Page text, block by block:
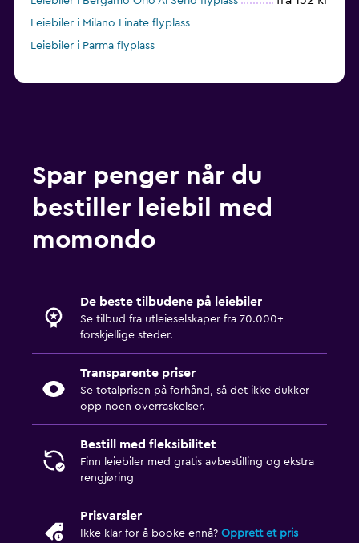
Leiebiler i Milano Linate flyplass
Leiebiler i Parma flyplass
Spar penger når du
bestiller leiebil med
momondo
De beste tilbudene på leiebiler
Se tilbud fra utleieselskaper fra 70.000+
forskjellige steder.
Transparente priser
Se totalprisen på forhånd, så det ikke dukker
opp noen overraskelser.
Bestill med fleksibilitet
Finn leiebiler med gratis avbestilling og ekstra
rengjøring
Prisvarsler
Ikke klar for å booke ennå? Opprett et pris